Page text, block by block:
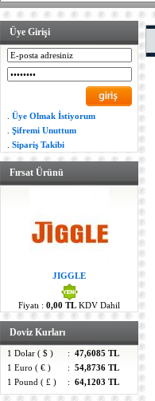
Üye Girişi
Üye Olmak İstiyorum
Şifremi Unuttum
Sipariş Takibi
Fırsat Ürünü
JIGGLE
Fiyatı : 0,00 TL KDV Dahil
Doviz Kurları
1 Dolar ( $ ) : 47,6085 TL
1 Euro ( € )
: 54,8736 TL
1 Pound ( £ )
: 64,1203 TL